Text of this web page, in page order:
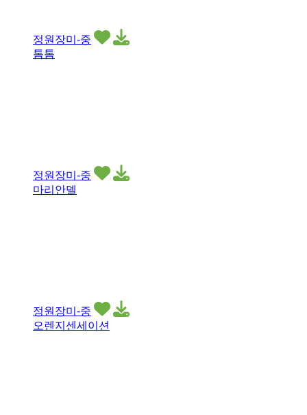
정원장미-중
톰톰
정원장미-중
마리안델
정원장미-중
오렌지센세이션